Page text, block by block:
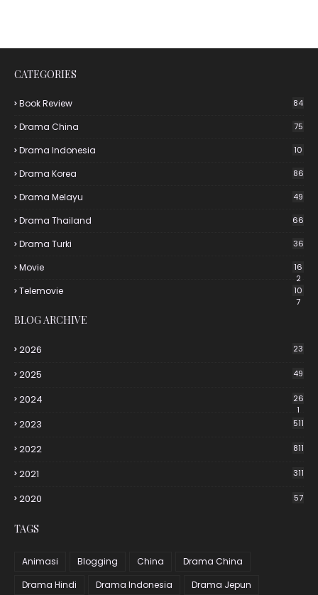
CATEGORIES
Book Review 84
Drama China 75
Drama Indonesia 10
Drama Korea 86
Drama Melayu 49
Drama Thailand 66
Drama Turki 36
Movie
16
2
Telemovie
10
7
BLOG ARCHIVE
2026 23
2025 49
2024
26
1
2023 511
2022 811
2021 311
2020 57
TAGS
Animasi Blogging China
Drama China
Drama Hindi
Drama Indonesia Drama Jepun